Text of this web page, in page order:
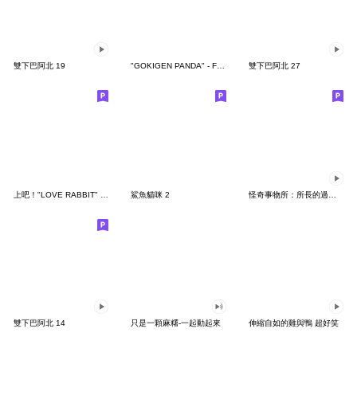
雙下巴阿北 19 "GOKIGEN PANDA" - Feeling / global 雙下巴阿北 27
鯊魚貓咪 2
雙下巴阿北 14 只是一顆麻糬-一起動起來 伸縮自如的雞與鴨 超好笑